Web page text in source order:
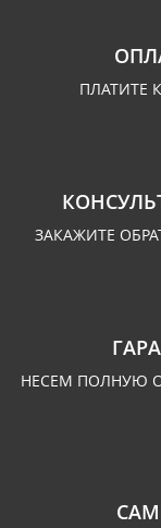
ПЛАТИТЕ
ЗАКАЖИТЕ
НЕСЕМ ПОЛНУЮ